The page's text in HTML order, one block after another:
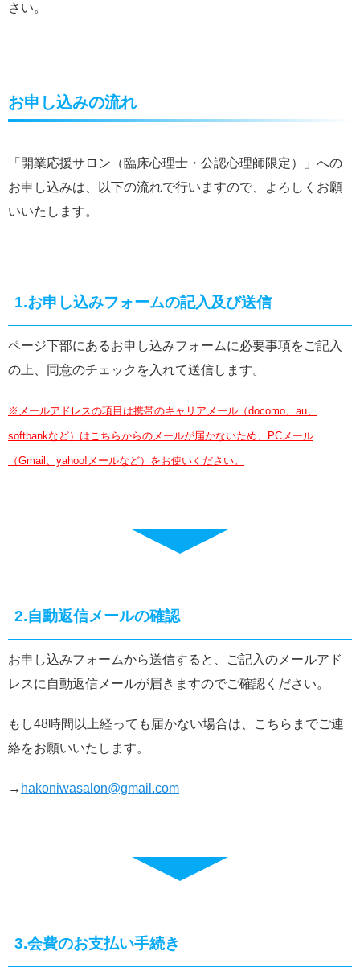
さい。
お申し込みの流れ
「開業応援サロン（臨床心理士・公認心理師限定）」への
お申し込みは、以下の流れで行いますので、よろしくお願
いいたします。
1.お申し込みフォームの記入及び送信
ページ下部にあるお申し込みフォームに必要事項をご記入
の上、同意のチェックを入れて送信します。
※メールアドレスの項目は携帯のキャリアメール（docomo、au、
softbankなど）はこちらからのメールが届かないため、PCメール
（Gmail、yahoo!メールなど）をお使いください。
2.自動返信メールの確認
お申し込みフォームから送信すると、ご記入のメールアド
レスに自動返信メールが届きますのでご確認ください。
もし48時間以上経っても届かない場合は、こちらまでご連
絡をお願いいたします。
→ hakoniwasalon@gmail.com
3.会費のお支払い手続き